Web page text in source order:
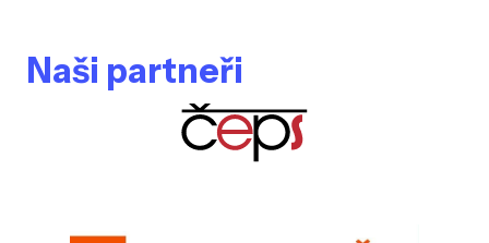
Naši partneři